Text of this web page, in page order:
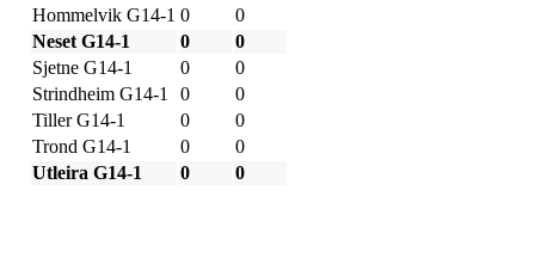
Hommelvik G14-1 0
0
Neset G14-1
0
0
Sjetne G14-1
0
0
Strindheim G14-1
0
0
Tiller G14-1
0
0
Trond G14-1
0
0
Utleira G14-1
0 0